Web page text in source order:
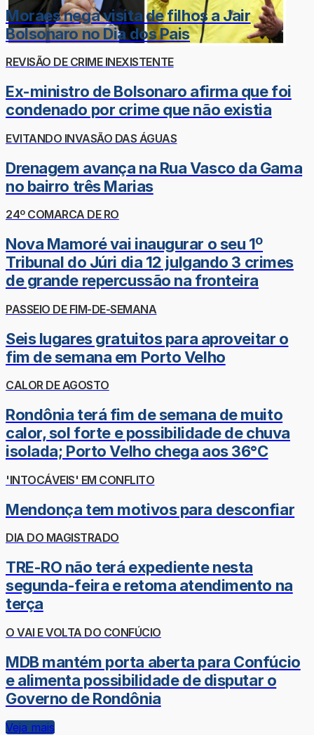
Moraes nega visita de filhos a Jair
Bolsonaro no Dia dos Pais
REVISÃO DE CRIME INEXISTENTE
Ex-ministro de Bolsonaro afirma que foi
condenado por crime que não existia
EVITANDO INVASÃO DAS ÁGUAS
Drenagem avança na Rua Vasco da Gama
no bairro três Marias
24º COMARCA DE RO
Nova Mamoré vai inaugurar o seu 1º
Tribunal do Júri dia 12 julgando 3 crimes
de grande repercussão na fronteira
PASSEIO DE FIM-DE-SEMANA
Seis lugares gratuitos para aproveitar o
fim de semana em Porto Velho
CALOR DE AGOSTO
Rondônia terá fim de semana de muito
calor, sol forte e possibilidade de chuva
isolada; Porto Velho chega aos 36°C
'INTOCÁVEIS' EM CONFLITO
Mendonça tem motivos para desconfiar
DIA DO MAGISTRADO
TRE-RO não terá expediente nesta
segunda-feira e retoma atendimento na
terça
O VAI E VOLTA DO CONFÚCIO
MDB mantém porta aberta para Confúcio
e alimenta possibilidade de disputar o
Governo de Rondônia
Veja mais